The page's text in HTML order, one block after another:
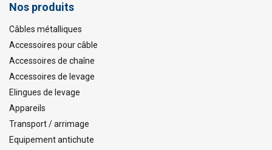
Nos produits
Câbles métalliques
Accessoires pour câble
Accessoires de chaîne
Accessoires de levage
Elingues de levage
Appareils
Transport / arrimage
Equipement antichute